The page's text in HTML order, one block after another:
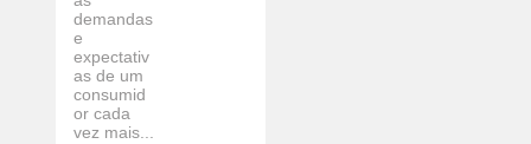
demandas
e
expectativ
as de um
consumid
or cada
vez mais...